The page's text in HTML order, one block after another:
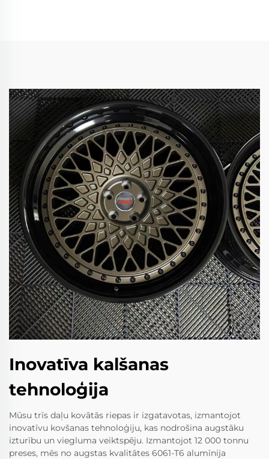
Inovatīva kalšanas
tehnoloģija
Mūsu trīs daļu kovātās riepas ir izgatavotas, izmantojot
inovatīvu kovšanas tehnoloģiju, kas nodrošina augstāku
izturību un viegluma veiktspēju. Izmantojot 12 000 tonnu
preses, mēs no augstas kvalitātes 6061-T6 alumīnija